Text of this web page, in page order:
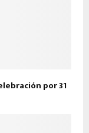
por 31